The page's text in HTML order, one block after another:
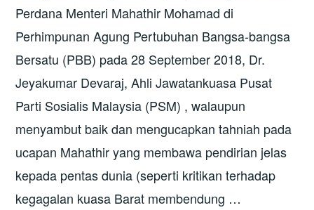
Perdana Menteri Mahathir Mohamad di
Perhimpunan Agung Pertubuhan Bangsa-bangsa
Bersatu (PBB) pada 28 September 2018, Dr.
Jeyakumar Devaraj, Ahli Jawatankuasa Pusat
Parti Sosialis Malaysia (PSM) , walaupun
menyambut baik dan mengucapkan tahniah pada
ucapan Mahathir yang membawa pendirian jelas
kepada pentas dunia (seperti kritikan terhadap
kegagalan kuasa Barat membendung …